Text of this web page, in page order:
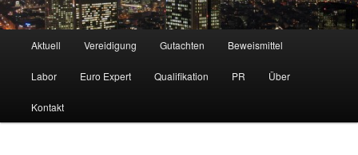
Aktuell Vereidigung Gutachten Beweismittel
Labor Euro Expert Qualifikation PR Über
Kontakt